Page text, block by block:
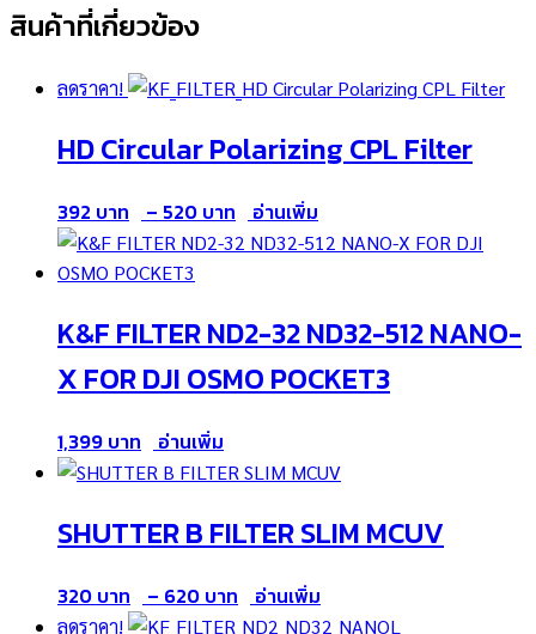
สินค้าที่เกี่ยวข้อง
ลดราคา!
HD Circular Polarizing CPL Filter
392 – 520
Price
range:
520 ฿
อ่านเพิ่ม
K&F FILTER ND2-32 ND32-512 NANO-
X FOR DJI OSMO POCKET3
1,399 อ่านเพิ่ม
SHUTTER B FILTER SLIM MCUV
320 – 620
Price
range:
อ่านเพิ่ม
ลดราคา!